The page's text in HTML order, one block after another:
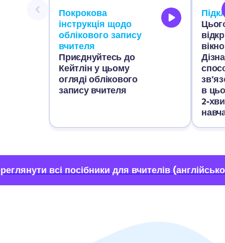
Покрокова
інструкція щодо
облікового запису
вчителя
Приєднуйтесь до
Кейтлін у цьому
огляді облікового
запису вчителя
в
всі посібники для вчителів